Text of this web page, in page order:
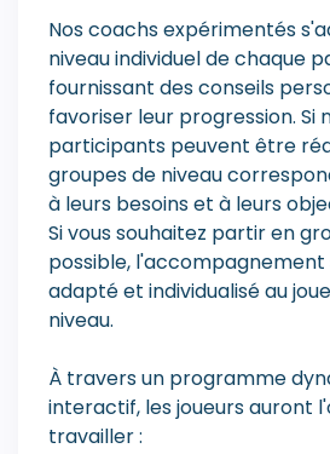
Nos coachs expérimentés
niveau individuel de chaque
fournissant des conseils
favoriser leur progression. Si
participants peuvent être
groupes de niveau
à leurs besoins et à leurs
Si vous souhaitez partir en
possible, l'accompagnement
adapté et individualisé au
niveau.
À travers un programme
interactif, les joueurs auront
travailler :